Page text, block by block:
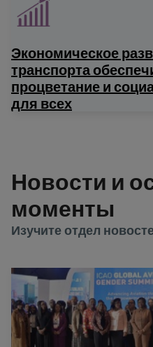
Экономическое
транспорта
процветание и
для всех
Новости и
моменты
Изучите отдел